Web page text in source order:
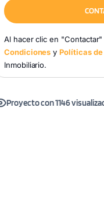
Al hacer clic en
Condiciones yPolíticas
Inmobiliario.
Proyecto con 1146